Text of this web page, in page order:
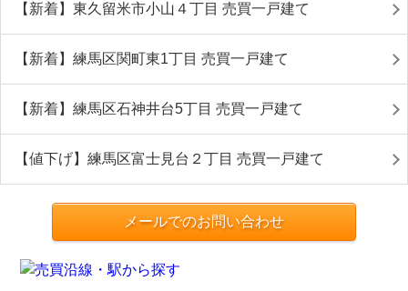
【新着】東久留米市小山４丁目 売買一戸建て
【新着】練馬区関町東1丁目 売買一戸建て
【新着】練馬区石神井台5丁目 売買一戸建て
【値下げ】練馬区富士見台２丁目 売買一戸建て
メールでのお問い合わせ